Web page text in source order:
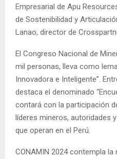
Empresarial de Apu
de Sostenibilidad y
Lanao, director de
El Congreso Nacional de
mil personas, lleva como
Innovadora e Inteligente”.
destaca el denominado
contará con la participación
líderes mineros, autoridades
que operan en el Perú.
CONAMIN 2024 contempla